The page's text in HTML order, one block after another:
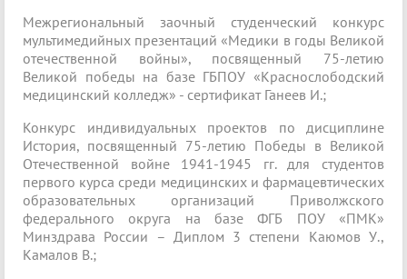
Межрегиональный заочный студенческий конкурс
мультимедийных презентаций «Медики в годы Великой
отечественной войны», посвященный 75-летию
Великой победы на базе ГБПОУ «Краснослободский
медицинский колледж» - сертификат Ганеев И.;
Конкурс индивидуальных проектов по дисциплине
История, посвященный 75-летию Победы в Великой
Отечественной войне 1941-1945 гг. для студентов
первого курса среди медицинских и фармацевтических
образовательных организаций Приволжского
федерального округа на базе ФГБ ПОУ «ПМК»
Минздрава России – Диплом 3 степени Каюмов У.,
Камалов В.;